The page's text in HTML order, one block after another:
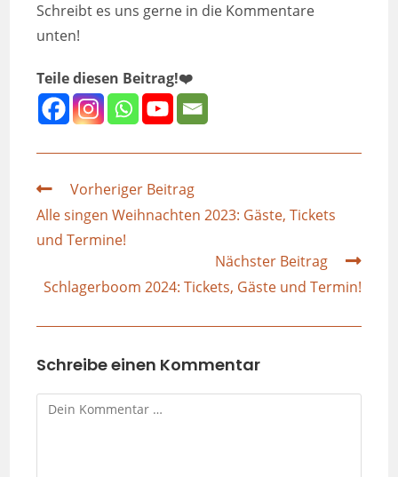
Schreibt es uns gerne in die Kommentare
unten!
Teile diesen Beitrag!❤️
Vorheriger Beitrag
Alle singen Weihnachten 2023: Gäste, Tickets
und Termine!
Nächster Beitrag
Schlagerboom 2024: Tickets, Gäste und Termin!
Schreibe einen Kommentar